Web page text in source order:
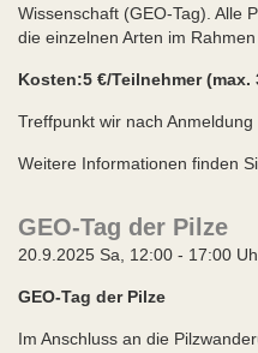
Wissenschaft (GEO-Tag). Alle
die einzelnen Arten im
Kosten:5 €/Teilnehmer
Treffpunkt wir nach Anmeldung
Weitere Informationen finden
GEO-Tag der Pilze
20.9.2025 Sa, 12:00 - 17:00
GEO-Tag der Pilze
Im Anschluss an die